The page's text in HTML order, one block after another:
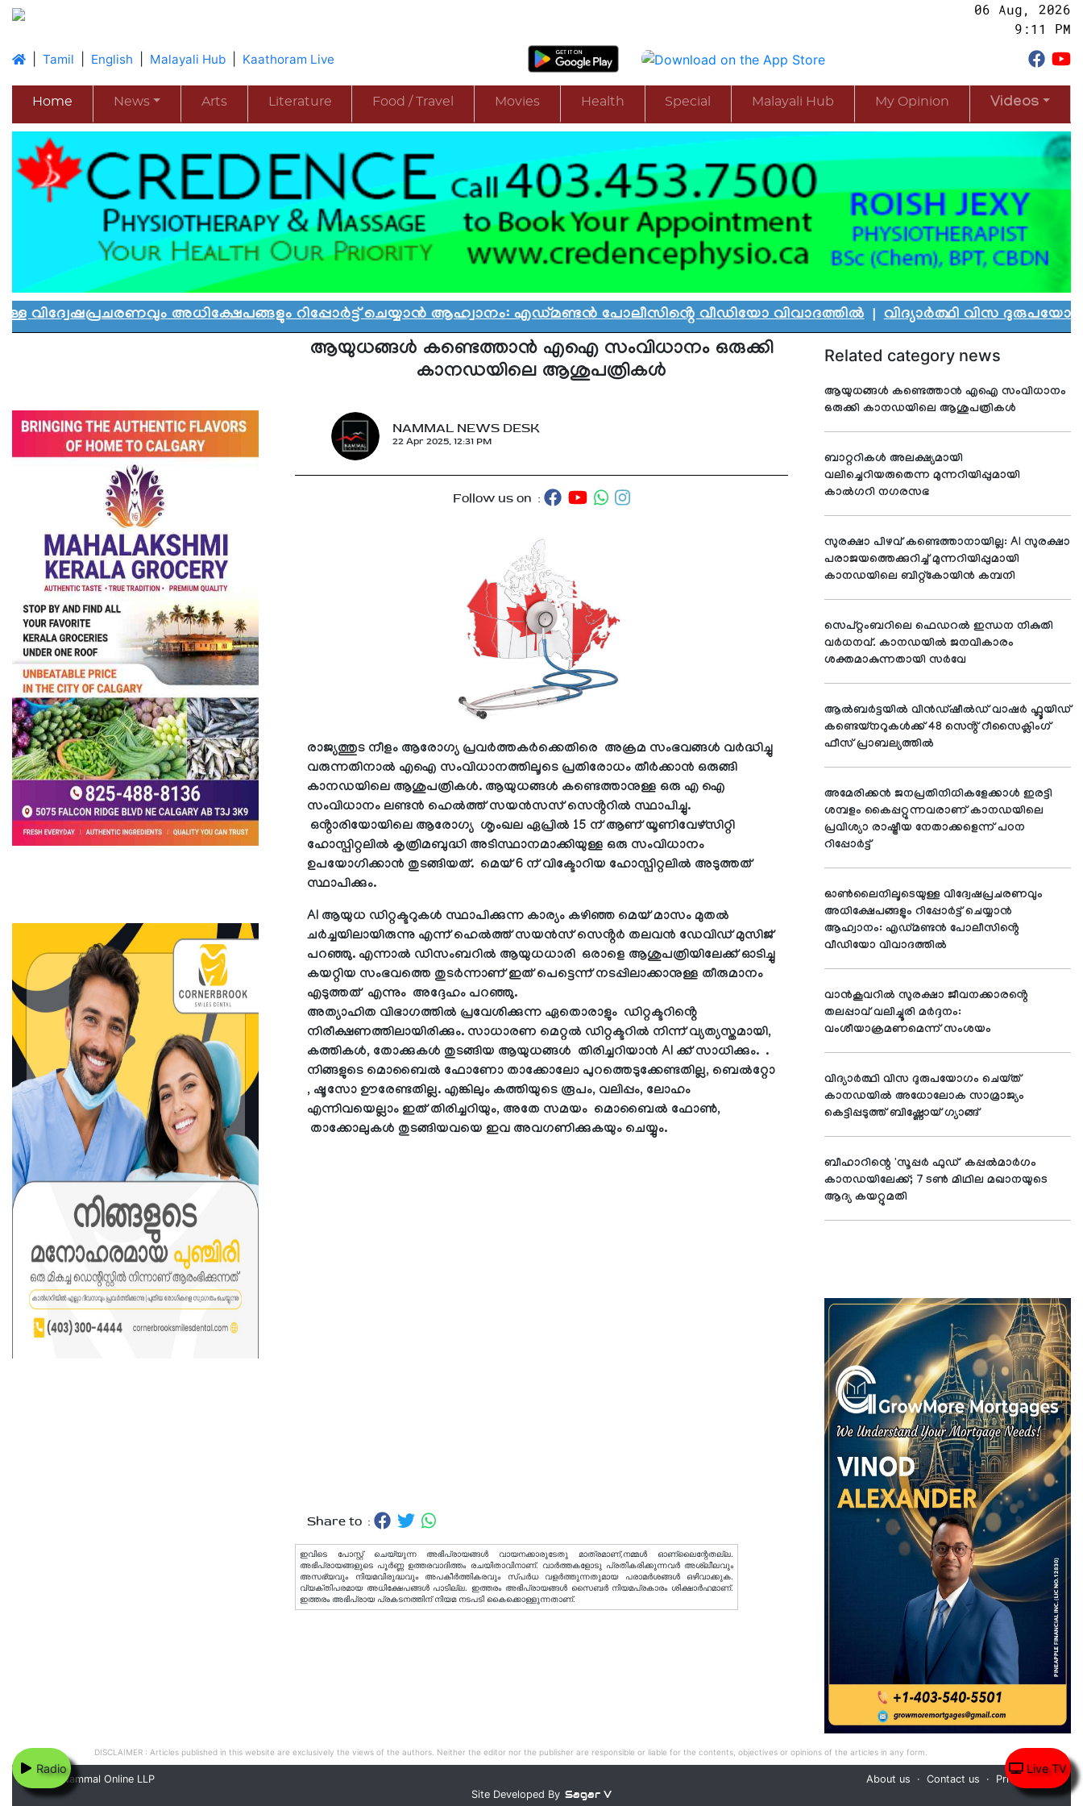
06 Aug, 2026
9:11 PM
|Tamil English Malayali Hub Kaathoram Live
Radio Live TV
Home News Arts Literature Food / Travel Movies Health Special Malayali Hub My Opinion Videos
അധിക്ഷേപങ്ങളും റിപ്പോർട്ട് ചെയ്യാൻ ആഹ്വാനം: എഡ്മണ്ടൻ പോലീസിൻ്റെ വീഡിയോ വിവാദത്തിൽ|വിദ്യാർത്ഥി വിസ ദുരുപയോഗം
ആയുധങ്ങൾ കണ്ടെത്താൻ എഐ സംവിധാനം ഒരുക്കി
കാനഡയിലെ ആശുപത്രികൾ
NAMMAL NEWS DESK
22 Apr 2025, 12:31 PM
Follow us on :
രാജ്യത്തുട നീളം ആരോഗ്യ പ്രവർത്തകർക്കെതിരെ അക്രമ സംഭവങ്ങൾ വർദ്ധിച്ചു
വരുന്നതിനാൽ എഐ സംവിധാനത്തിലൂടെ പ്രതിരോധം തീർക്കാൻ ഒരുങ്ങി
കാനഡയിലെ ആശുപത്രികൾ. ആയുധങ്ങൾ കണ്ടെത്താനുള്ള ഒരു എ ഐ
സംവിധാനം ലണ്ടൻ ഹെൽത്ത് സയൻസസ് സെൻ്ററിൽ സ്ഥാപിച്ചു.
ഒൻ്റാരിയോയിലെ ആരോഗ്യ ശൃംഖല ഏപ്രിൽ 15 ന് ആണ് യൂണിവേഴ്സിറ്റി
ഹോസ്പിറ്റലിൽ കൃത്രിമബുദ്ധി അടിസ്ഥാനമാക്കിയുള്ള ഒരു സംവിധാനം
ഉപയോഗിക്കാൻ തുടങ്ങിയത്. മെയ് 6 ന് വിക്ടോറിയ ഹോസ്പിറ്റലിൽ അടുത്തത്
സ്ഥാപിക്കും.
AI ആയുധ ഡിറ്റക്ടറുകൾ സ്ഥാപിക്കുന്ന കാര്യം കഴിഞ്ഞ മെയ് മാസം മുതൽ
ചർച്ചയിലായിരുന്നു എന്ന് ഹെൽത്ത് സയൻസ് സെൻ്റർ തലവൻ ഡേവിഡ് മുസിജ്
പറഞ്ഞു. എന്നാൽ ഡിസംബറിൽ ആയുധധാരി ഒരാളെ ആശുപത്രിയിലേക്ക് ഓടിച്ചു
കയറ്റിയ സംഭവത്തെ തുടർന്നാണ് ഇത് പെട്ടെന്ന് നടപ്പിലാക്കാനുള്ള തീരുമാനം
എടുത്തത് എന്നും അദ്ദേഹം പറഞ്ഞു.
അത്യാഹിത വിഭാഗത്തിൽ പ്രവേശിക്കുന്ന ഏതൊരാളും ഡിറ്റക്ടറിൻ്റെ
നിരീക്ഷണത്തിലായിരിക്കും. സാധാരണ മെറ്റൽ ഡിറ്റക്ടറിൽ നിന്ന് വ്യത്യസ്തമായി,
കത്തികൾ, തോക്കുകൾ തുടങ്ങിയ ആയുധങ്ങൾ തിരിച്ചറിയാൻ AI ക്ക് സാധിക്കും. .
നിങ്ങളുടെ മൊബൈൽ ഫോണോ താക്കോലോ പുറത്തെടുക്കേണ്ടതില്ല, ബെൽറ്റോ
, ഷൂസോ ഊരേണ്ടതില്ല. എങ്കിലും കത്തിയുടെ രൂപം, വലിപ്പം, ലോഹം
എന്നിവയെല്ലാം ഇത് തിരിച്ചറിയും, അതേ സമയം മൊബൈൽ ഫോൺ,
താക്കോലുകൾ തുടങ്ങിയവയെ ഇവ അവഗണിക്കുകയും ചെയ്യും.
Share to :
ഇവിടെ പോസ്റ്റ് ചെയ്യുന്ന അഭിപ്രായങ്ങള്‍ വായനക്കാരുടേതു മാത്രമാണ്,നമ്മൾ ഓണ്ലൈന്റേതല്ല.
അഭിപ്രായങ്ങളുടെ പൂർണ്ണ ഉത്തരവാദിത്തം രചയിതാവിനാണ്. വാര്‍ത്തകളോടു പ്രതികരിക്കുന്നവര്‍ അശ്ലീലവും
അസഭ്യവും നിയമവിരുദ്ധവും അപകീര്‍ത്തികരവും സ്പര്‍ധ വളര്‍ത്തുന്നതുമായ പരാമര്‍ശങ്ങള്‍ ഒഴിവാക്കുക.
വ്യക്തിപരമായ അധിക്ഷേപങ്ങള്‍ പാടില്ല. ഇത്തരം അഭിപ്രായങ്ങള്‍ സൈബര്‍ നിയമപ്രകാരം ശിക്ഷാര്‍ഹമാണ്.
ഇത്തരം അഭിപ്രായ പ്രകടനത്തിന് നിയമ നടപടി കൈക്കൊള്ളുന്നതാണ്.
Related category news
ആയുധങ്ങൾ കണ്ടെത്താൻ എഐ സംവിധാനം
ഒരുക്കി കാനഡയിലെ ആശുപത്രികൾ
ബാറ്ററികൾ അലക്ഷ്യമായി
വലിച്ചെറിയരുതെന്ന മുന്നറിയിപ്പുമായി
കാൽഗറി നഗരസഭ
സുരക്ഷാ പിഴവ് കണ്ടെത്താനായില്ല: AI സുരക്ഷാ
പരാജയത്തെക്കുറിച്ച് മുന്നറിയിപ്പുമായി
കാനഡയിലെ ബിറ്റ്‌കോയിൻ കമ്പനി
സെപ്റ്റംബറിലെ ഫെഡറൽ ഇന്ധന നികുതി
വർധനവ്. കാനഡയിൽ ജനവികാരം
ശക്തമാകുന്നതായി സർവേ
ആൽബർട്ടയിൽ വിൻഡ്‌ഷീൽഡ് വാഷർ ഫ്ലൂയിഡ്
കണ്ടെയ്നറുകൾക്ക് 48 സെൻ്റ് റീസൈക്ലിംഗ്
ഫീസ് പ്രാബല്യത്തിൽ
അമേരിക്കൻ ജനപ്രതിനിധികളേക്കാൾ ഇരട്ടി
ശമ്പളം കൈപ്പറ്റുന്നവരാണ് കാനഡയിലെ
പ്രവിശ്യാ രാഷ്ട്രീയ നേതാക്കളെന്ന് പഠന
റിപ്പോർട്ട്
ഓൺലൈനിലൂടെയുള്ള വിദ്വേഷപ്രചരണവും
അധിക്ഷേപങ്ങളും റിപ്പോർട്ട് ചെയ്യാൻ
ആഹ്വാനം: എഡ്മണ്ടൻ പോലീസിൻ്റെ
വീഡിയോ വിവാദത്തിൽ
വാൻകൂവറിൽ സുരക്ഷാ ജീവനക്കാരൻ്റെ
തലപ്പാവ് വലിച്ചൂരി മർദ്ദനം:
വംശീയാക്രമണമെന്ന് സംശയം
വിദ്യാർത്ഥി വിസ ദുരുപയോഗം ചെയ്ത്
കാനഡയിൽ അധോലോക സാമ്രാജ്യം
കെട്ടിപ്പടുത്ത് ബിഷ്ണോയ് ഗ്യാങ്ങ്
ബീഹാറിന്റെ 'സൂപ്പര്‍ ഫുഡ്' കപ്പല്‍മാര്‍ഗം
കാനഡയിലേക്ക്; 7 ടണ്‍ മിഥില മഖാനയുടെ
ആദ്യ കയറ്റുമതി
DISCLAIMER : Articles published in this website are exclusively the views of the authors. Neither the editor nor the publisher are responsible or liable for the contents, objectives or opinions of the articles in any form.
© 2020 Nammal Online LLP About us Contact us
Privacy Policy
Site Developed By Sagar V